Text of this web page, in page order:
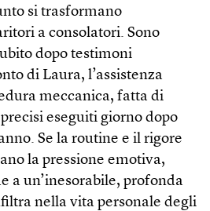
si trasformano
a consolatori. Sono
dopo testimoni
di Laura, l’assistenza
meccanica, fatta di
eseguiti giorno dopo
Se la routine e il rigore
la pressione emotiva,
a un’inesorabile, profonda
nella vita personale degli